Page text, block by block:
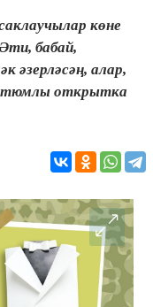
көне
бабай,
әзерләсәң, алар,
открытка